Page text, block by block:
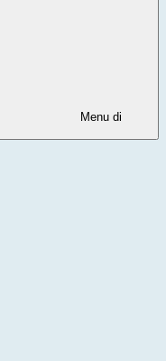
Menu di